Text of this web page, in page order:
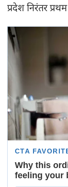
प्रदेश निरंतर